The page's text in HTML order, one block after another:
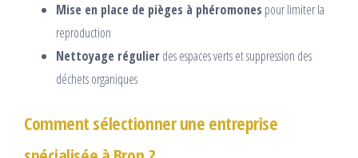
Mise en place de pièges à phéromones pour limiter la
reproduction
Nettoyage régulierdes espaces verts et suppression des
déchets organiques
Comment sélectionner une entreprise